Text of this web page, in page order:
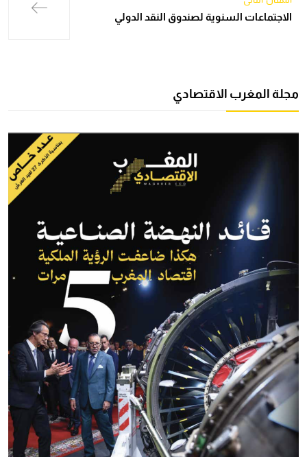
الاجتماعات السنوية لصندوق النقد الدولي
مجلة المغرب الاقتصادي